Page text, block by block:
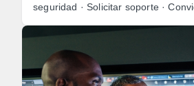
seguridad · Solicitar soporte ·
medios.